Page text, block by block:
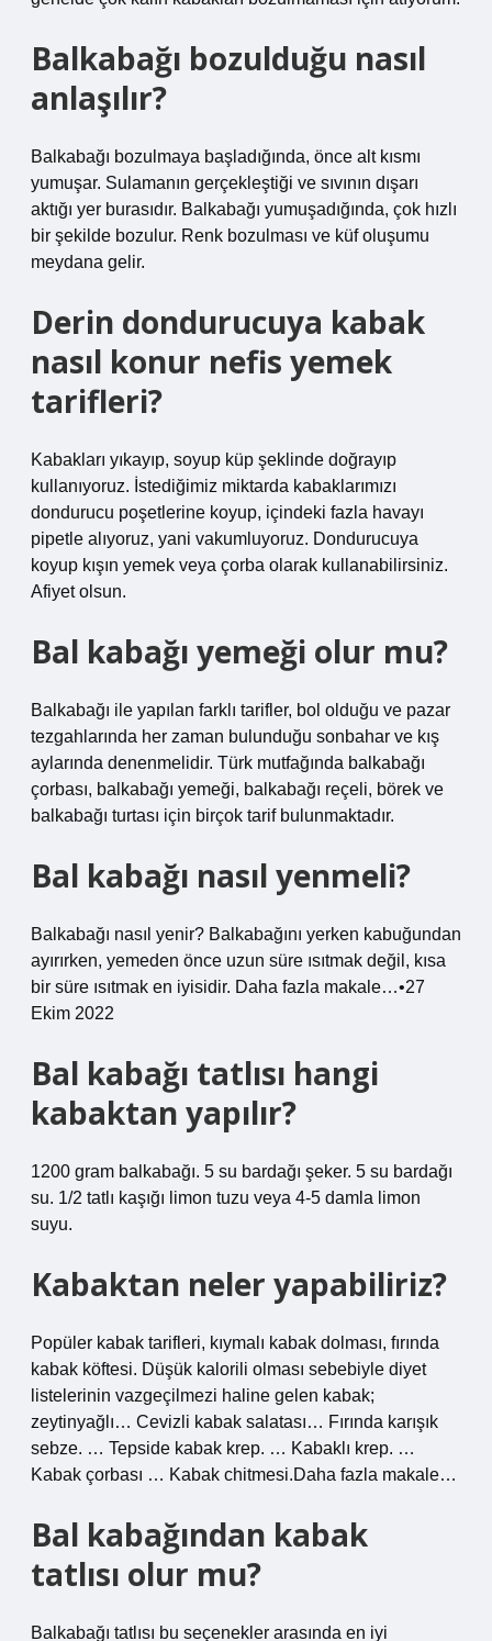
Balkabağı bozulduğu nasıl
anlaşılır?
Balkabağı bozulmaya başladığında, önce alt kısmı
yumuşar. Sulamanın gerçekleştiği ve sıvının dışarı
aktığı yer burasıdır. Balkabağı yumuşadığında, çok hızlı
bir şekilde bozulur. Renk bozulması ve küf oluşumu
meydana gelir.
Derin dondurucuya kabak
nasıl konur nefis yemek
tarifleri?
Kabakları yıkayıp, soyup küp şeklinde doğrayıp
kullanıyoruz. İstediğimiz miktarda kabaklarımızı
dondurucu poşetlerine koyup, içindeki fazla havayı
pipetle alıyoruz, yani vakumluyoruz. Dondurucuya
koyup kışın yemek veya çorba olarak kullanabilirsiniz.
Afiyet olsun.
Bal kabağı yemeği olur mu?
Balkabağı ile yapılan farklı tarifler, bol olduğu ve pazar
tezgahlarında her zaman bulunduğu sonbahar ve kış
aylarında denenmelidir. Türk mutfağında balkabağı
çorbası, balkabağı yemeği, balkabağı reçeli, börek ve
balkabağı turtası için birçok tarif bulunmaktadır.
Bal kabağı nasıl yenmeli?
Balkabağı nasıl yenir? Balkabağını yerken kabuğundan
ayırırken, yemeden önce uzun süre ısıtmak değil, kısa
bir süre ısıtmak en iyisidir. Daha fazla makale…•27
Ekim 2022
Bal kabağı tatlısı hangi
kabaktan yapılır?
1200 gram balkabağı. 5 su bardağı şeker. 5 su bardağı
su. 1/2 tatlı kaşığı limon tuzu veya 4-5 damla limon
suyu.
Kabaktan neler yapabiliriz?
Popüler kabak tarifleri, kıymalı kabak dolması, fırında
kabak köftesi. Düşük kalorili olması sebebiyle diyet
listelerinin vazgeçilmezi haline gelen kabak;
zeytinyağlı… Cevizli kabak salatası… Fırında karışık
sebze. … Tepside kabak krep. … Kabaklı krep. …
Kabak çorbası … Kabak chitmesi.Daha fazla makale…
Bal kabağından kabak
tatlısı olur mu?
Balkabağı tatlısı bu seçenekler arasında en iyi